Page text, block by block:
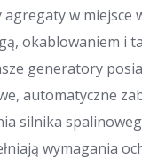
agregaty w miejsce
okablowaniem i
generatory
automatyczne
silnika
wymagania